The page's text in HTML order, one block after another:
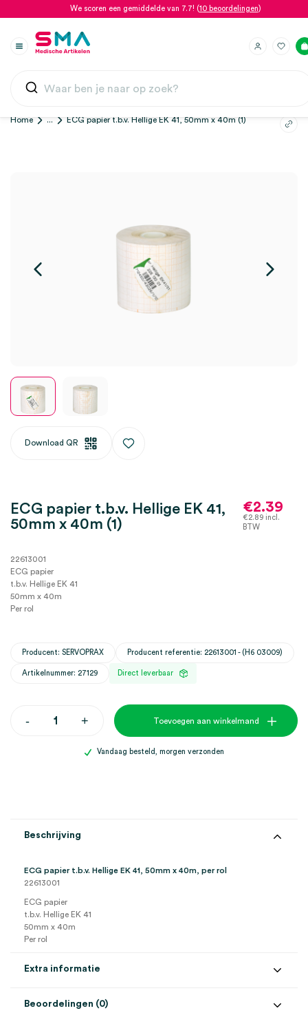
We scoren een gemiddelde van 7.7! (10 beoordelingen)
Home ... ECG papier t.b.v. Hellige EK 41, 50mm x 40m (1)
Download QR
ECG papier t.b.v. Hellige EK 41,
50mm x 40m (1)
€2.39
€2.89incl.
BTW
22613001
ECG papier
t.b.v. Hellige EK 41
50mm x 40m
Per rol
Producent: SERVOPRAX Producent referentie: 22613001 - (H6 03009)
Artikelnummer: 27129 Direct leverbaar
-
aantal
+ Toevoegen aan winkelmand
Vandaag besteld, morgen verzonden
Beschrijving
ECG papier t.b.v. Hellige EK 41, 50mm x 40m, per rol
22613001
ECG papier
t.b.v. Hellige EK 41
50mm x 40m
Per rol
Extra informatie
Beoordelingen (0)